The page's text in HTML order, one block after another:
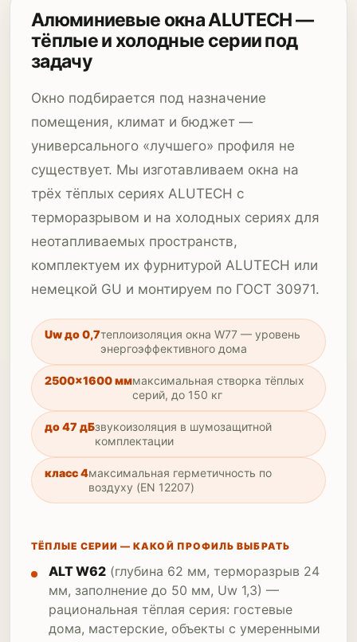
Алюминиевые окна ALUTECH —
тёплые и холодные серии под
задачу
Окно подбирается под назначение
помещения, климат и бюджет —
универсального «лучшего» профиля не
существует. Мы изготавливаем окна на
трёх тёплых сериях ALUTECH с
терморазрывом и на холодных сериях для
неотапливаемых пространств,
комплектуем их фурнитурой ALUTECH или
немецкой GU и монтируем по ГОСТ 30971.
Uw до 0,7теплоизоляция окна W77 — уровень
энергоэффективного дома
2500×1600 мммаксимальная створка тёплых
серий, до 150 кг
до 47 дБзвукоизоляция в шумозащитной
комплектации
класс 4максимальная герметичность по
воздуху (EN 12207)
ТЁПЛЫЕ СЕРИИ — КАКОЙ ПРОФИЛЬ ВЫБРАТЬ
ALT W62 (глубина 62 мм, терморазрыв 24
мм, заполнение до 50 мм, Uw 1,3) —
рациональная тёплая серия: гостевые
дома, мастерские, объекты с умеренными